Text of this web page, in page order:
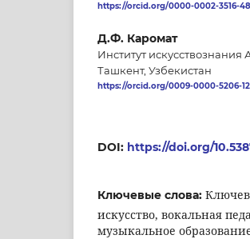
https://orcid.org/0000-0002-3516-
Д.Ф. Каромат
Институт
Ташкент, Узбекистан
https://orcid.org/0009-0000-5206-
DOI: https://doi.org/
Ключевые слова:
искусство, вокальная
музыкальное